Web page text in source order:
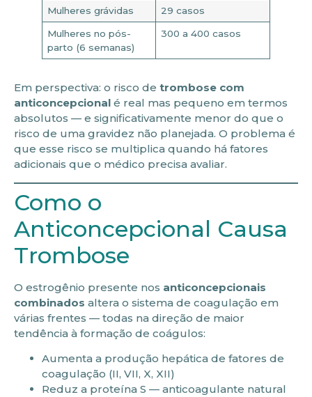
Mulheres grávidas 29 casos
Mulheres no pós-
parto (6 semanas)
300 a 400 casos
Em perspectiva: o risco de trombose com
anticoncepcional é real mas pequeno em termos
absolutos — e significativamente menor do que o
risco de uma gravidez não planejada. O problema é
que esse risco se multiplica quando há fatores
adicionais que o médico precisa avaliar.
Como o
Anticoncepcional Causa
Trombose
O estrogênio presente nos anticoncepcionais
combinados altera o sistema de coagulação em
várias frentes — todas na direção de maior
tendência à formação de coágulos:
Aumenta a produção hepática de fatores de
coagulação (II, VII, X, XII)
Reduz a proteína S — anticoagulante natural